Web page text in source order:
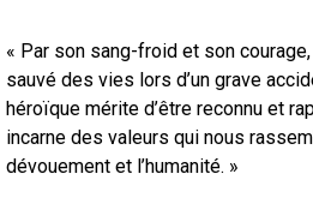
« Par son sang-froid et son
sauvé des vies lors d’un grave
héroïque mérite d’être reconnu et
incarne des valeurs qui nous
dévouement et l’humanité. »